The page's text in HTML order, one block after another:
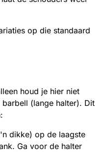
op die standaard
houd je hier niet
(lange halter). Dit
dikke) op de laagste
Ga voor de halter